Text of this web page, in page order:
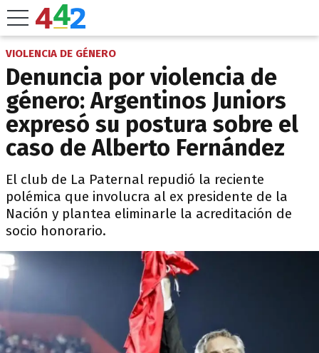
VIOLENCIA DE GÉNERO
Denuncia por violencia de
género: Argentinos Juniors
expresó su postura sobre el
caso de Alberto Fernández
El club de La Paternal repudió la reciente
polémica que involucra al ex presidente de la
Nación y plantea eliminarle la acreditación de
socio honorario.